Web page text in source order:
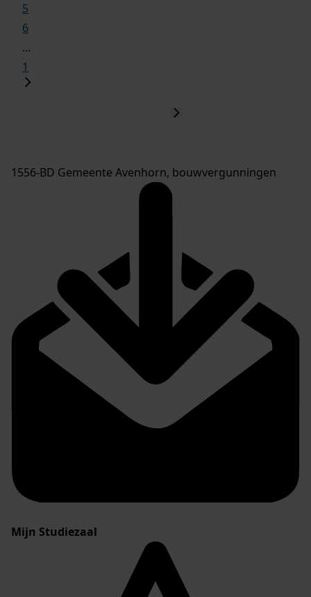
5
6
...
1
1556-BD Gemeente Avenhorn, bouwvergunningen
Mijn Studiezaal